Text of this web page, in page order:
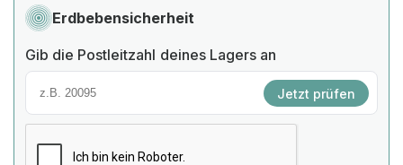
Erdbebensicherheit
Gib die Postleitzahl deines Lagers an
Jetzt prüfen